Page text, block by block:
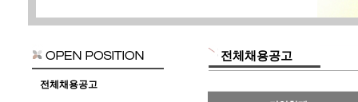
전체채용공고
전체채용공고